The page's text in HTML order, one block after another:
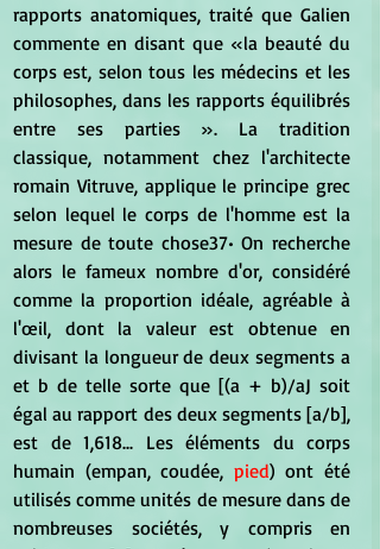
rapports anatomiques, traité que Galien
commente en disant que «la beauté du
corps est, selon tous les médecins et les
philosophes, dans les rapports équilibrés
entre ses parties ». La tradition
classique, notamment chez l'architecte
romain Vitruve, applique le principe grec
selon lequel le corps de l'homme est la
mesure de toute chose37• On recherche
alors le fameux nombre d'or, considéré
comme la proportion idéale, agréable à
l'œil, dont la valeur est obtenue en
divisant la longueur de deux segments a
et b de telle sorte que [(a + b)/aJ soit
égal au rapport des deux segments [a/b],
est de 1,618... Les éléments du corps
humain (empan, coudée, pied) ont été
utilisés comme unités de mesure dans de
nombreuses sociétés, y compris en